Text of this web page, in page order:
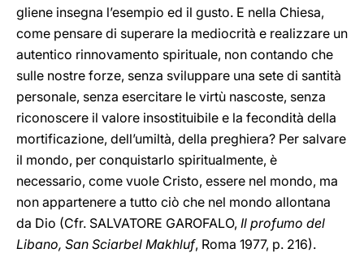
gliene insegna l’esempio ed il gusto. E nella Chiesa,
come pensare di superare la mediocrità e realizzare un
autentico rinnovamento spirituale, non contando che
sulle nostre forze, senza sviluppare una sete di santità
personale, senza esercitare le virtù nascoste, senza
riconoscere il valore insostituibile e la fecondità della
mortificazione, dell’umiltà, della preghiera? Per salvare
il mondo, per conquistarlo spiritualmente, è
necessario, come vuole Cristo, essere nel mondo, ma
non appartenere a tutto ciò che nel mondo allontana
da Dio (Cfr. SALVATORE GAROFALO, Il profumo del
Libano, San Sciarbel Makhluf, Roma 1977, p. 216).